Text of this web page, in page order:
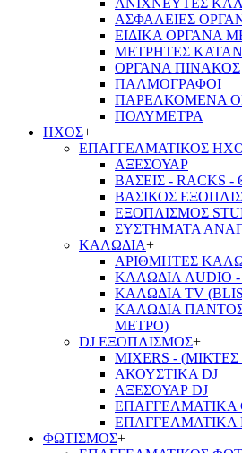
ΑΝΙΧΝΕΥΤΕΣ
ΑΣΦΑΛΕΙΕΣ
ΕΙΔΙΚΑ ΟΡΓΑΝΑ
ΜΕΤΡΗΤΕΣ
ΟΡΓΑΝΑ ΠΙΝΑΚΟΣ
ΠΑΛΜΟΓΡΑΦΟΙ
ΠΑΡΕΛΚΟΜΕΝΑ
ΠΟΛΥΜΕΤΡΑ
ΗΧΟΣ+
ΕΠΑΓΓΕΛΜΑΤΙΚΟΣ
ΑΞΕΣΟΥΑΡ
ΒΑΣΕΙΣ - RACKS
ΒΑΣΙΚΟΣ
ΕΞΟΠΛΙΣΜΟΣ
ΣΥΣΤΗΜΑΤΑ
ΚΑΛΩΔΙΑ+
ΑΡΙΘΜΗΤΕΣ
ΚΑΛΩΔΙΑ AUDIO -
ΚΑΛΩΔΙΑ TV
ΚΑΛΩΔΙΑ
ΜΕΤΡΟ)
DJ ΕΞΟΠΛΙΣΜΟΣ+
MIXERS -
ΑΚΟΥΣΤΙΚΑ DJ
ΑΞΕΣΟΥΑΡ DJ
ΕΠΑΓΓΕΛΜΑΤΙΚΑ
ΕΠΑΓΓΕΛΜΑΤΙΚΑ
ΦΩΤΙΣΜΟΣ+